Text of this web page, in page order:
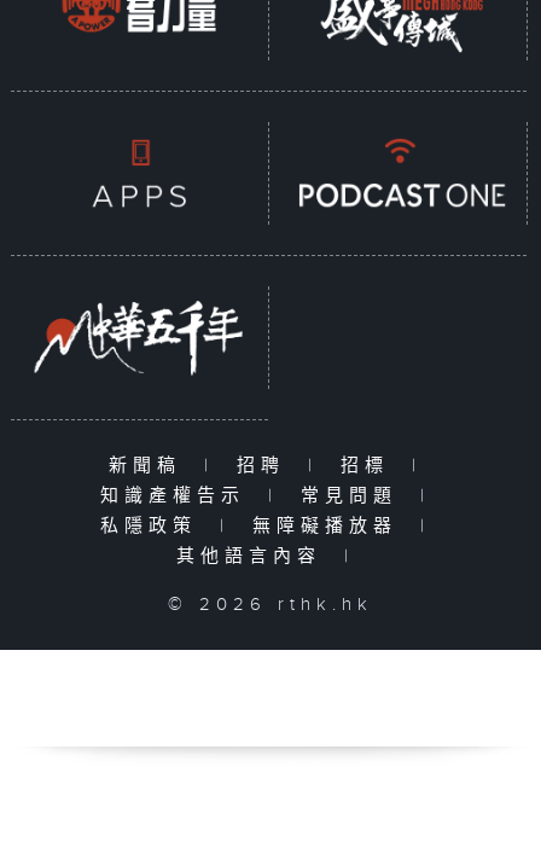
新聞稿 | 招聘 | 招標
|
知識產權告示
| 常見問題
|
私隱政策
| 無障礙播放器
|
其他語言內容
|
© 2026 rthk.hk